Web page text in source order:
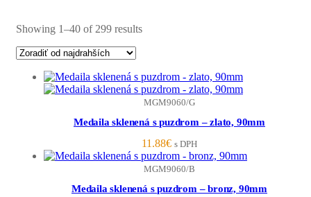
Showing 1–40 of 299 results
MGM9060/G
Medaila sklenená s puzdrom – zlato, 90mm
11.88€ s DPH
MGM9060/B
Medaila sklenená s puzdrom – bronz, 90mm